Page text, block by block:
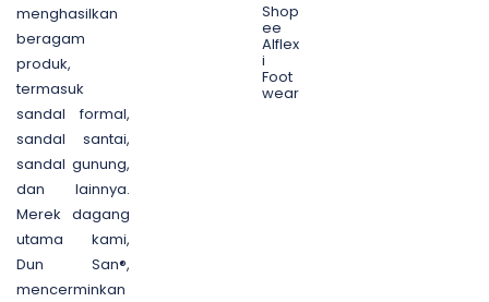
menghasilkan
beragam
produk,
termasuk
sandal formal,
sandal santai,
sandal gunung,
dan lainnya.
Merek dagang
utama kami,
Dun San®,
mencerminkan
Shop
ee
Alflex
i
Foot
wear